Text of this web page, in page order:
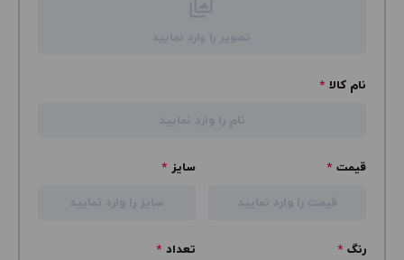
نام کالا *
قیمت * سایز *
رنگ * تعداد *